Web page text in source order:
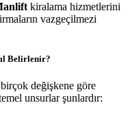
kiralama hizmetlerini
vazgeçilmezi
Belirlenir?
değişkene göre
unsurlar şunlardır: